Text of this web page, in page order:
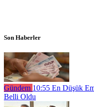
Son Haberler
Gündem 10:55 En Düşük
Belli Oldu